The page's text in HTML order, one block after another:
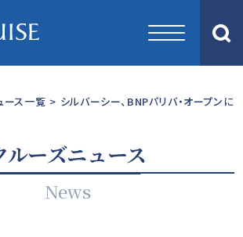
ース一覧 > シルバーシー、BNPパリバ・オープンに
ルーズニュース
News